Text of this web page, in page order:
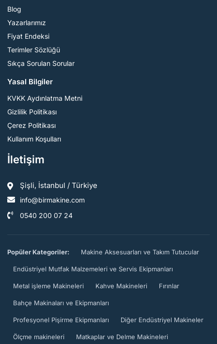
Blog
Yazarlarımız
Fiyat Endeksi
Terimler Sözlüğü
Sıkça Sorulan Sorular
Yasal Bilgiler
KVKK Aydınlatma Metni
Gizlilik Politikası
Çerez Politikası
Kullanım Koşulları
İletişim
Şişli, İstanbul / Türkiye
info@birmakine.com
0540 200 07 24
Popüler Kategoriler: Makine Aksesuarları ve Takım Tutucular
Endüstriyel Mutfak Malzemeleri ve Servis Ekipmanları
Metal işleme Makineleri Kahve Makineleri Fırınlar
Bahçe Makinaları ve Ekipmanları
Profesyonel Pişirme Ekipmanları Diğer Endüstriyel Makineler
Ölçme makineleri Matkaplar ve Delme Makineleri